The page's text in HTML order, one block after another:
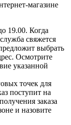
магазине
19.00. Когда
свяжется
выбрать
Осмотрите
указанной
точек для
поступит на
заказа
и назовите